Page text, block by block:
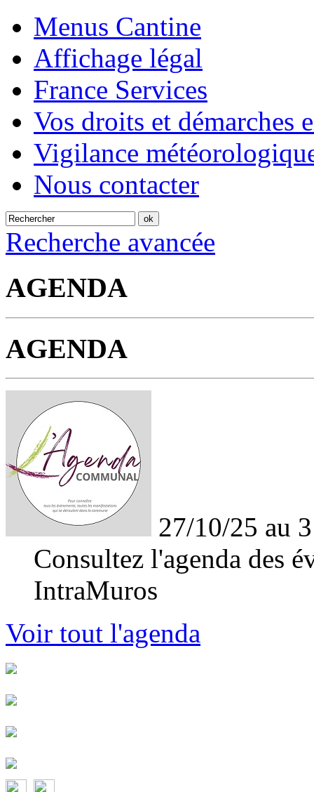
Menus Cantine
Affichage légal
France Services
Vos droits et démarches
Vigilance
Nous contacter
Recherche avancée
AGENDA
AGENDA
27/10/25 au
Consultez l'agenda des
IntraMuros
Voir tout l'agenda